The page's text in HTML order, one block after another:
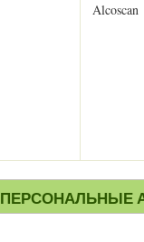
Alcoscan
ПЕРСОНАЛЬНЫЕ